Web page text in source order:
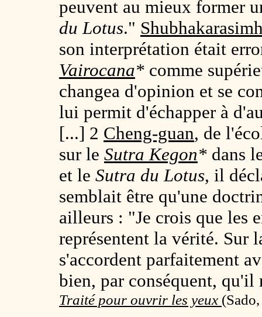
peuvent au mieux former
du Lotus."
son interprétation était
Vairocana* comme
changea d'opinion et se
lui permit d'échapper à
[...] 2 Cheng-guan, de
sur le Sutra Kegon* dans
et le Sutra du Lotus, il
semblait être qu'une
ailleurs : "Je crois que les
représentent la vérité. Sur
s'accordent parfaitement
bien, par conséquent, qu'il
Traité pour ouvrir les yeux (